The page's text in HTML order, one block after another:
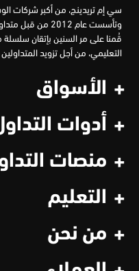
سي إم تريدينج، من أكبر شركات
وتأسست عام 2012
قُمنا على مر السنين بإتقان سلسلة
التعليمي، من أجل تزويد
الأسواق
أدوات
منصات
التعليم
من نحن